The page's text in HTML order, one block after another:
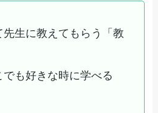
先生に教えてもらう「教
でも好きな時に学べる